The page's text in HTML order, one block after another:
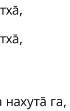
нахута̄